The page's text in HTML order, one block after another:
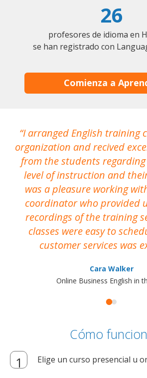
26
profesores de idioma en
se han registrado con
Comienza a
I arranged English training
organization and recived
from the students
level of instruction and
was a pleasure working
coordinator who provided
recordings of the training
classes were easy to
customer services was
Cara Walker
Online Business English in
Cómo
Elige un curso presencial u